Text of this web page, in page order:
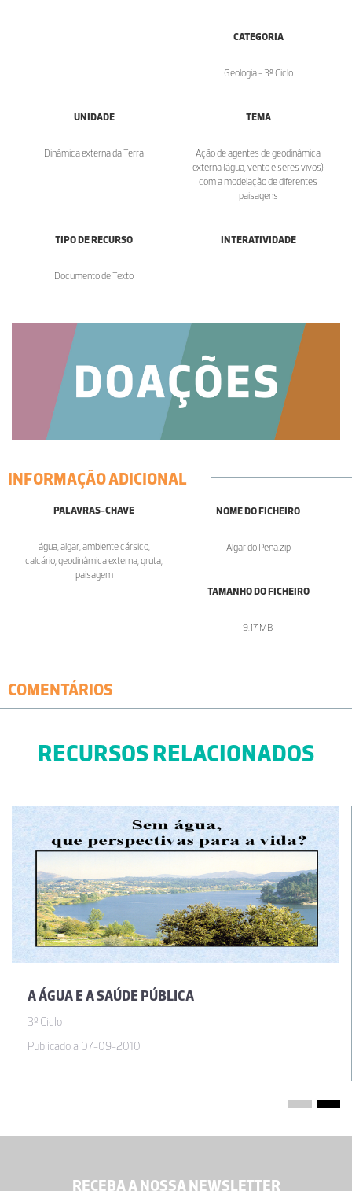
CATEGORIA
Geologia - 3º Ciclo
UNIDADE
Dinâmica externa da Terra
TEMA
Ação de agentes de geodinâmica
externa (água, vento e seres vivos)
com a modelação de diferentes
paisagens
TIPO DE RECURSO
Documento de Texto
INTERATIVIDADE
INFORMAÇÃO ADICIONAL
PALAVRAS-CHAVE
água, algar, ambiente cársico,
calcário, geodinâmica externa, gruta,
paisagem
NOME DO FICHEIRO
Algar do Pena.zip
TAMANHO DO FICHEIRO
9.17 MB
COMENTÁRIOS
RECURSOS RELACIONADOS
A ÁGUA E A SAÚDE PÚBLICA
3º Ciclo
Publicado a 07-09-2010
RECEBA A NOSSA NEWSLETTER